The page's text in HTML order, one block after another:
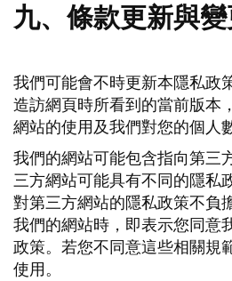
九、條款更新與
我們可能會不時更新本隱私政
造訪網頁時所看到的當前版本
網站的使用及我們對您的個人
我們的網站可能包含指向第三
三方網站可能具有不同的隱私
對第三方網站的隱私政策不負
我們的網站時，即表示您同意
政策。若您不同意這些相關規
使用。